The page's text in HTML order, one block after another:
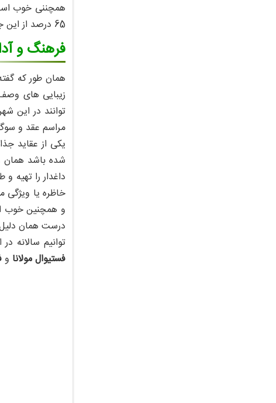
65 درصد از این جمعیت در قسمت اروپایی و 35 درصد باقی مانده آن در بخش آسیایی قرار گرفته اند .
فرهنگ و
همان طور که
زیبایی های
توانند در این
مراسم عقد و
یکی از عقاید
شده باشد همان
داغدار را تهیه
خاظره یا ویژگی
و همچنین خوب
درست همان
توانیم سالانه
فستیوال مولانا و